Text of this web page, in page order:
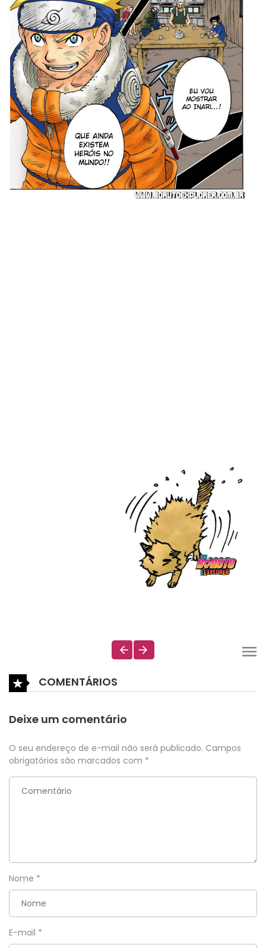
COMENTÁRIOS
Deixe um comentário
O seu endereço de e-mail não será publicado. Campos
obrigatórios são marcados com *
Nome *
E-mail *